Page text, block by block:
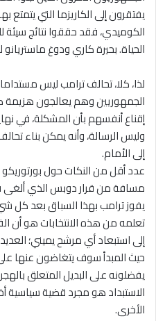
يفتقرون إلى الكاريزما التي يتمتع
الكوميدي، فقد حققوا نتائج سيئة
الحياة. بحيرة كاري ودوغ
لذا، كلا، تحالف ترامب ليس
الجمهوريين وهم يعالجون
إقناع أنفسهم بأن المشكلة، في
وليس الرسالة، وأنه يمكن بناء
إلى الأمام.
عدد أقل من النكات حول
مسافة من قرار دوبس الذي ألغى
يفوز ترامب بهذا السباق بعد
تعلمه من هذه الانتخابات هو أن
إلى استبعاد أي مرشح يميني؛
حيث المبدأ سوف يتغاضون عنها
يفضلونه على البديل المتعلق
الاستبداد هو مجرد قضية سياسية
الأخرى.